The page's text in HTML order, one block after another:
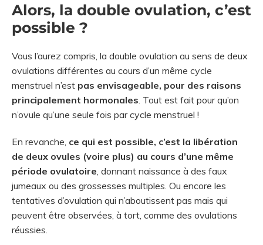
Alors, la double ovulation, c’est
possible ?
Vous l’aurez compris, la double ovulation au sens de deux
ovulations différentes au cours d’un même cycle
menstruel n’est pas envisageable, pour des raisons
principalement hormonales. Tout est fait pour qu’on
n’ovule qu’une seule fois par cycle menstruel !
En revanche, ce qui est possible, c’est la libération
de deux ovules (voire plus) au cours d’une même
période ovulatoire, donnant naissance à des faux
jumeaux ou des grossesses multiples. Ou encore les
tentatives d’ovulation qui n’aboutissent pas mais qui
peuvent être observées, à tort, comme des ovulations
réussies.